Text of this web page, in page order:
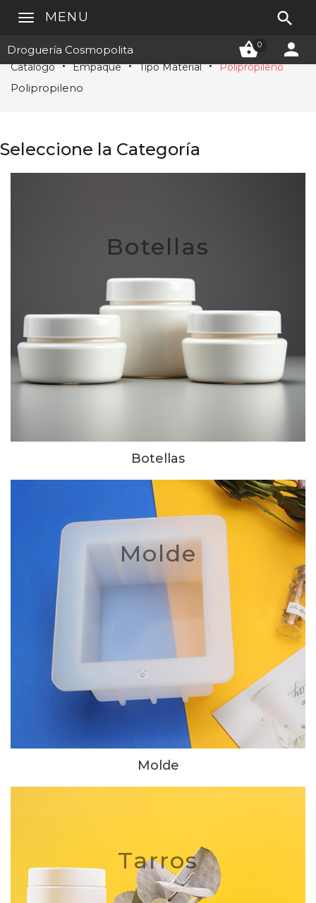
Droguería Cosmopolita 0 
MENU 
Catálogo Empaque Tipo Material Polipropileno
Polipropileno
Seleccione la Categoría
Botellas
Botellas
Molde
Molde
Tarros